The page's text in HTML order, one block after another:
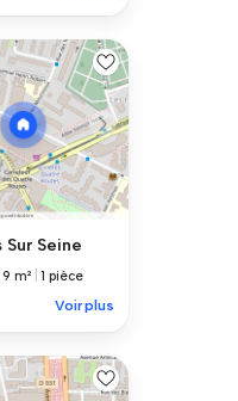
Sur Seine
|9 m² |1 pièce
Voir plus